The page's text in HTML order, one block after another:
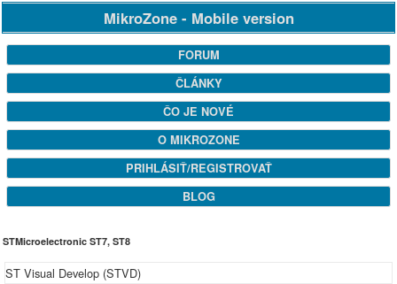
MikroZone - Mobile version
FORUM
ČLÁNKY
ČO JE NOVÉ
O MIKROZONE
PRIHLÁSIŤ/REGISTROVAŤ
BLOG
STMicroelectronic ST7, ST8
ST Visual Develop (STVD)